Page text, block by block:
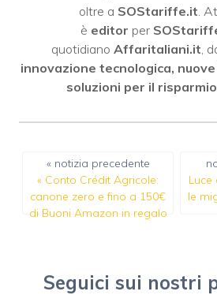
oltre a SOStariffe.it .
è editor per
quotidiano Affaritaliani.it ,
innovazione tecnologica,
soluzioni per il
« notizia precedente
« Conto Crédit Agricole:
canone zero e fino a 150€
di Buoni Amazon in regalo
Luce
le
Seguici sui nostri